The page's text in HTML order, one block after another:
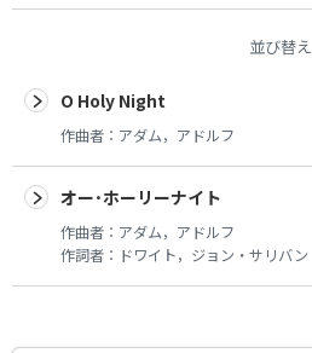
並び替え
O Holy Night
作曲者： アダム，アドルフ
オー･ホーリーナイト
作曲者： アダム，アドルフ
作詞者： ドワイト，ジョン・サリバン